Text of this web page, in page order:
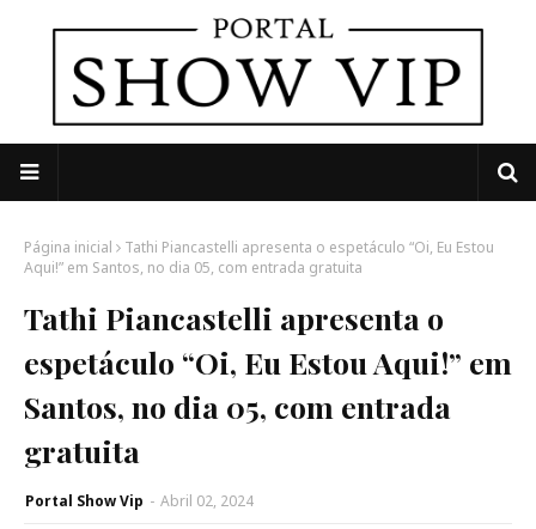
Página inicial
Tathi Piancastelli apresenta o espetáculo “Oi, Eu Estou
Aqui!” em Santos, no dia 05, com entrada gratuita
Tathi Piancastelli apresenta o
espetáculo “Oi, Eu Estou Aqui!” em
Santos, no dia 05, com entrada
gratuita
Portal Show Vip - Abril 02, 2024